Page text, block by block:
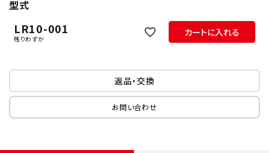
型式
LR10-001
残りわずか
カートに入れる
返品・交換
お問い合わせ